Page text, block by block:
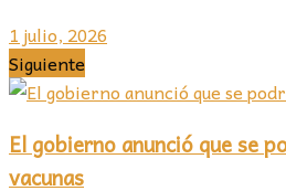
1 julio, 2026
Siguiente
El gobierno anunció que se
vacunas